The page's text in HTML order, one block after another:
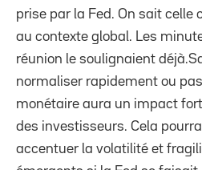
prise par la Fed. On sait celle
au contexte global. Les
réunion le soulignaient
normaliser rapidement ou
monétaire aura un impact
des investisseurs. Cela
accentuer la volatilité et